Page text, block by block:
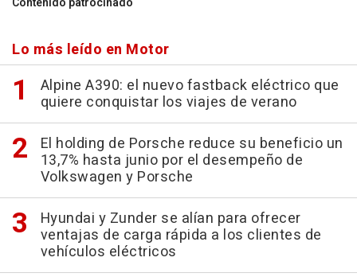
Lo más leído en Motor
Alpine A390: el nuevo fastback eléctrico que
quiere conquistar los viajes de verano
El holding de Porsche reduce su beneficio un
13,7% hasta junio por el desempeño de
Volkswagen y Porsche
Hyundai y Zunder se alían para ofrecer
ventajas de carga rápida a los clientes de
vehículos eléctricos